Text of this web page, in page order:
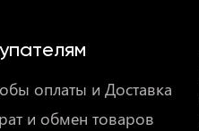
оплаты и Доставка
и обмен товаров